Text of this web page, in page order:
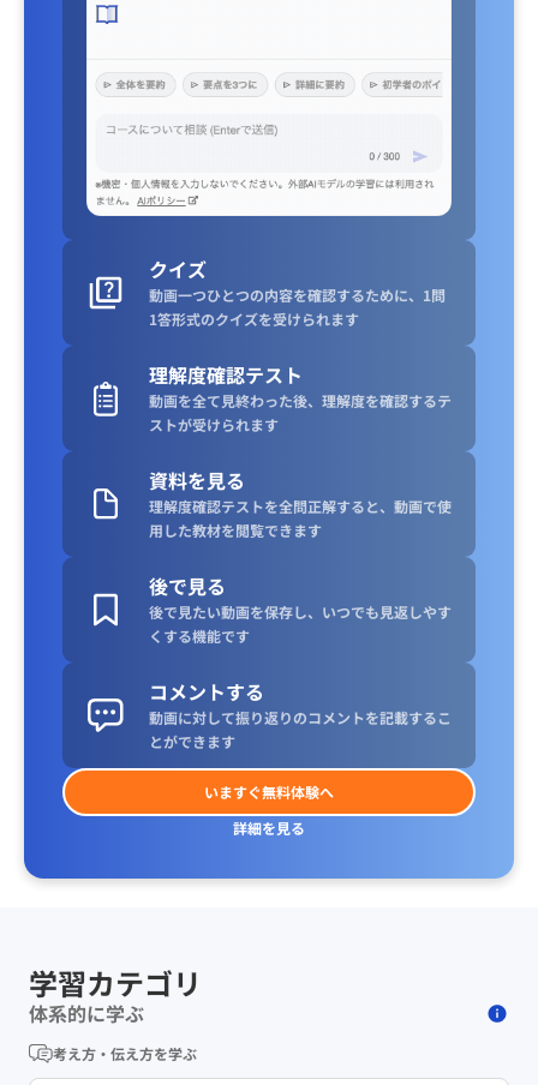
クイズ
動画一つひとつの内容を確認するために、1問
1答形式のクイズを受けられます
理解度確認テスト
動画を全て見終わった後、理解度を確認するテ
ストが受けられます
資料を見る
理解度確認テストを全問正解すると、動画で使
用した教材を閲覧できます
後で見る
後で見たい動画を保存し、いつでも見返しやす
くする機能です
コメントする
動画に対して振り返りのコメントを記載するこ
とができます
いますぐ無料体験へ
詳細を見る
学習カテゴリ
体系的に学ぶ
考え方・伝え方を学ぶ